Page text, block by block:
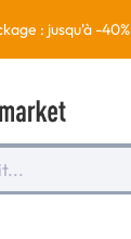
: jusqu'à -40%